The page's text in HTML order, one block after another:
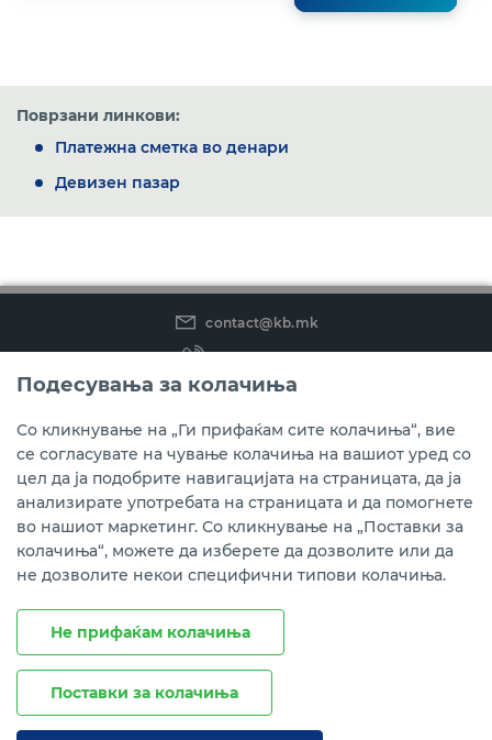
Поврзани линкови:
Платежна сметка во денари
Девизен пазар
contact@kb.mk
(02) 3 296 800
Instagram
LinkedIn
Youtube
Преземете ја мобилната апликација мБанкаКо.
Подесувања за колачиња
Со кликнување на „Ги прифаќам сите колачиња“, вие
се согласувате на чување колачиња на вашиот уред со
цел да ја подобрите навигацијата на страницата, да ја
анализирате употребата на страницата и да помогнете
во нашиот маркетинг. Со кликнување на „Поставки за
колачиња“, можете да изберете да дозволите или да
не дозволите некои специфични типови колачиња.
Не прифаќам колачиња
Поставки за колачиња